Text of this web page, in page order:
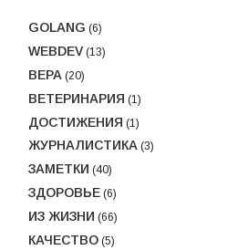
GOLANG (6)
WEBDEV (13)
ВЕРА (20)
ВЕТЕРИНАРИЯ (1)
ДОСТИЖЕНИЯ (1)
ЖУРНАЛИСТИКА (3)
ЗАМЕТКИ (40)
ЗДОРОВЬЕ (6)
ИЗ ЖИЗНИ (66)
КАЧЕСТВО (5)